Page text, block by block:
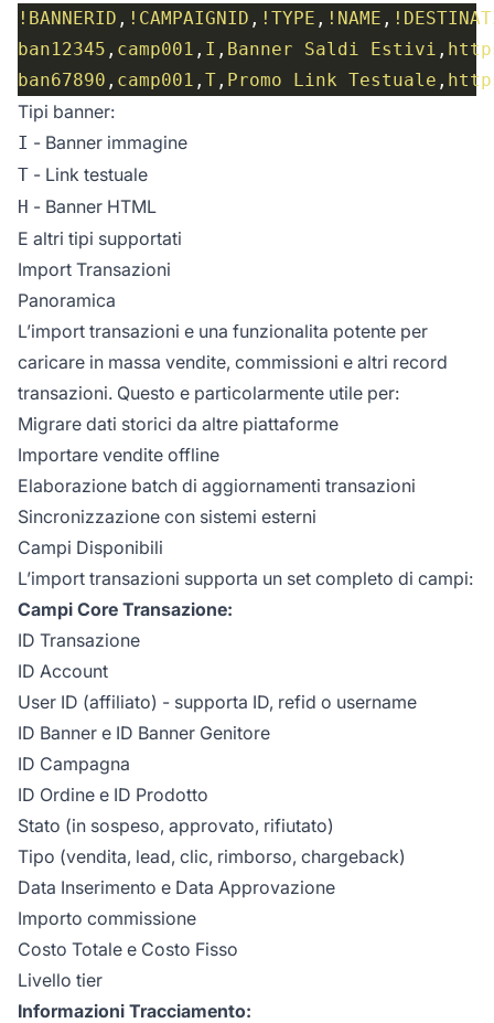
!BANNERID , !CAMPAIGNID , !TYPE , !NAME ,
ban12345 , camp001 , I , Banner Saldi Estivi ,
ban67890 , camp001 , T , Promo Link Testuale ,
Tipi banner:
I - Banner immagine
T - Link testuale
H - Banner HTML
E altri tipi supportati
Import Transazioni
Panoramica
L’import transazioni e una funzionalita potente per
caricare in massa vendite, commissioni e altri record
transazioni. Questo e particolarmente utile per:
Migrare dati storici da altre piattaforme
Importare vendite offline
Elaborazione batch di aggiornamenti transazioni
Sincronizzazione con sistemi esterni
Campi Disponibili
L’import transazioni supporta un set completo di campi:
Campi Core Transazione:
ID Transazione
ID Account
User ID (affiliato) - supporta ID, refid o username
ID Banner e ID Banner Genitore
ID Campagna
ID Ordine e ID Prodotto
Stato (in sospeso, approvato, rifiutato)
Tipo (vendita, lead, clic, rimborso, chargeback)
Data Inserimento e Data Approvazione
Importo commissione
Costo Totale e Costo Fisso
Livello tier
Informazioni Tracciamento: